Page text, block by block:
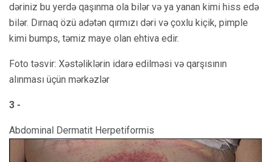
dəriniz bu yerdə qaşınma ola bilər və ya yanan kimi hiss edə
bilər. Dırnaq özü adətən qırmızı dəri və çoxlu kiçik, pimple
kimi bumps, təmiz maye olan ehtiva edir.
Foto təsvir: Xəstəliklərin idarə edilməsi və qarşısının
alınması üçün mərkəzlər
3 -
Abdominal Dermatit Herpetiformis